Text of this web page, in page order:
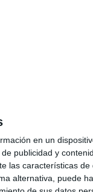
en un
publicidad y
las características
alternativa, puede